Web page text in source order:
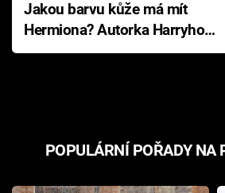
Jakou barvu kůže má mít
Hermiona? Autorka Harryho
Pottera přišla s ráznou
POPULÁRNÍ POŘADY NA